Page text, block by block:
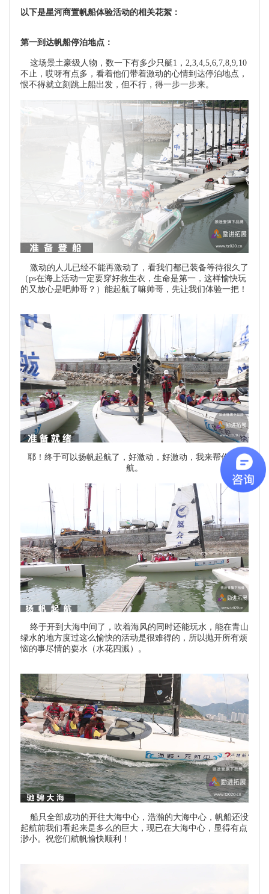
以下是星河商置帆船体验活动的相关花絮：
第一到达帆船停泊地点：
这场景土豪级人物，数一下有多少只艇1，2,3,4,5,6,7,8,9,10
不止，哎呀有点多，看着他们带着激动的心情到达停泊地点，
恨不得就立刻跳上船出发，但不行，得一步一步来。
激动的人儿已经不能再激动了，看我们都已装备等待很久了
（ps在海上活动一定要穿好救生衣，生命是第一，这样愉快玩
的又放心是吧帅哥？）能起航了嘛帅哥，先让我们体验一把！
耶！终于可以扬帆起航了，好激动，好激动，我来帮你们护
航。
终于开到大海中间了，吹着海风的同时还能玩水，能在青山
绿水的地方度过这么愉快的活动是很难得的，所以抛开所有烦
恼的事尽情的耍水（水花四溅）。
船只全部成功的开往大海中心，浩瀚的大海中心，帆船还没
起航前我们看起来是多么的巨大，现已在大海中心，显得有点
渺小。祝您们航帆愉快顺利！